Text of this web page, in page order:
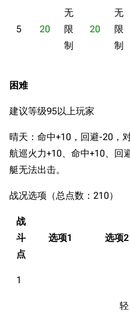
5 20
无
限
制
20
无
限
制
困难
建议等级95以上玩家
晴天：命中+10，回避-20，
航巡火力+10、命中+10、回
艇无法出击。
战况选项（总点数：210）
战
斗
点
选项1 选项2
1
轻